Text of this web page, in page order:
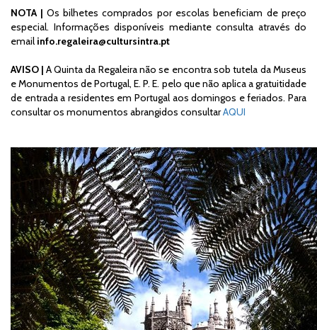
NOTA | Os bilhetes comprados por escolas beneficiam de preço
especial. Informações disponíveis mediante consulta através do
email info.regaleira@cultursintra.pt
AVISO | A Quinta da Regaleira não se encontra sob tutela da Museus
e Monumentos de Portugal, E. P. E. pelo que não aplica a gratuitidade
de entrada a residentes em Portugal aos domingos e feriados. Para
consultar os monumentos abrangidos consultarAQUI